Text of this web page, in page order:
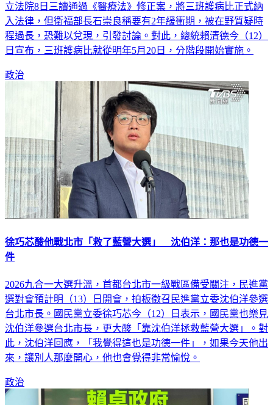
立法院8日三讀通過《醫療法》修正案，將三班護病比正式納
入法律，但衛福部長石崇良稱要有2年緩衝期，被在野質疑時
程過長，恐難以兌現，引發討論。對此，總統賴清德今（12）
日宣布，三班護病比就從明年5月20日，分階段開始實施。
政治
徐巧芯酸他戰北市「救了藍營大選」 沈伯洋：那也是功德一
件
2026九合一大選升溫，首都台北市一級戰區備受關注，民進黨
選對會預計明（13）日開會，拍板徵召民進黨立委沈伯洋參選
台北市長。國民黨立委徐巧芯今（12）日表示，國民黨也樂見
沈伯洋參選台北市長，更大酸「靠沈伯洋拯救藍營大選」。對
此，沈伯洋回應，「我覺得這也是功德一件」，如果今天他出
來，讓別人那麼開心，他也會覺得非常愉悅。
政治